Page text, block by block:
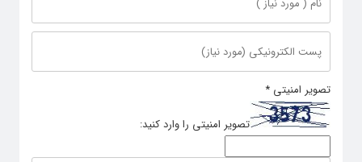
تصویر امنیتی *
تصویر امنیتی را وارد کنید: